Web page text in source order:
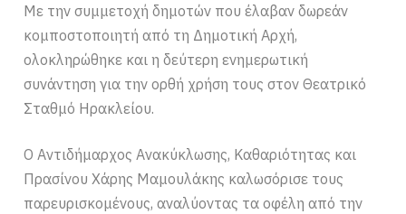
Με την συμμετοχή δημοτών που έλαβαν δωρεάν
κομποστοποιητή από τη Δημοτική Αρχή,
ολοκληρώθηκε και η δεύτερη ενημερωτική
συνάντηση για την ορθή χρήση τους στον Θεατρικό
Σταθμό Ηρακλείου.
Ο Αντιδήμαρχος Ανακύκλωσης, Καθαριότητας και
Πρασίνου Χάρης Μαμουλάκης καλωσόρισε τους
παρευρισκομένους, αναλύοντας τα οφέλη από την